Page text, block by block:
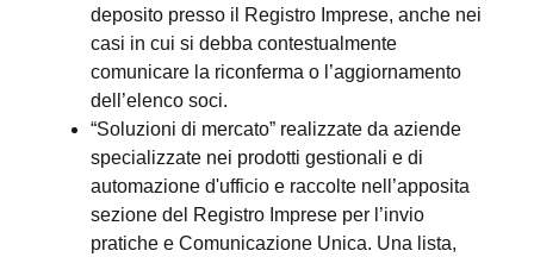
deposito presso il Registro Imprese, anche nei
casi in cui si debba contestualmente
comunicare la riconferma o l’aggiornamento
dell’elenco soci.
“Soluzioni di mercato” realizzate da aziende
specializzate nei prodotti gestionali e di
automazione d'ufficio e raccolte nell’apposita
sezione del Registro Imprese per l’invio
pratiche e Comunicazione Unica. Una lista,